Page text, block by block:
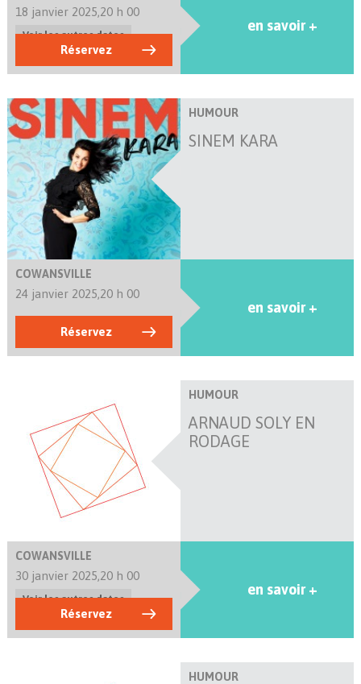
18 janvier 2025,20 h 00
Voir les autres dates
Réservez
en savoir +
HUMOUR
SINEM KARA
COWANSVILLE
24 janvier 2025,20 h 00
Réservez
en savoir +
HUMOUR
ARNAUD SOLY EN
RODAGE
COWANSVILLE
30 janvier 2025,20 h 00
Voir les autres dates
Réservez
en savoir +
HUMOUR